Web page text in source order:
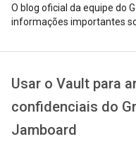
O blog oficial da equipe do
informações importantes
Usar o Vault para
confidenciais do
Jamboard